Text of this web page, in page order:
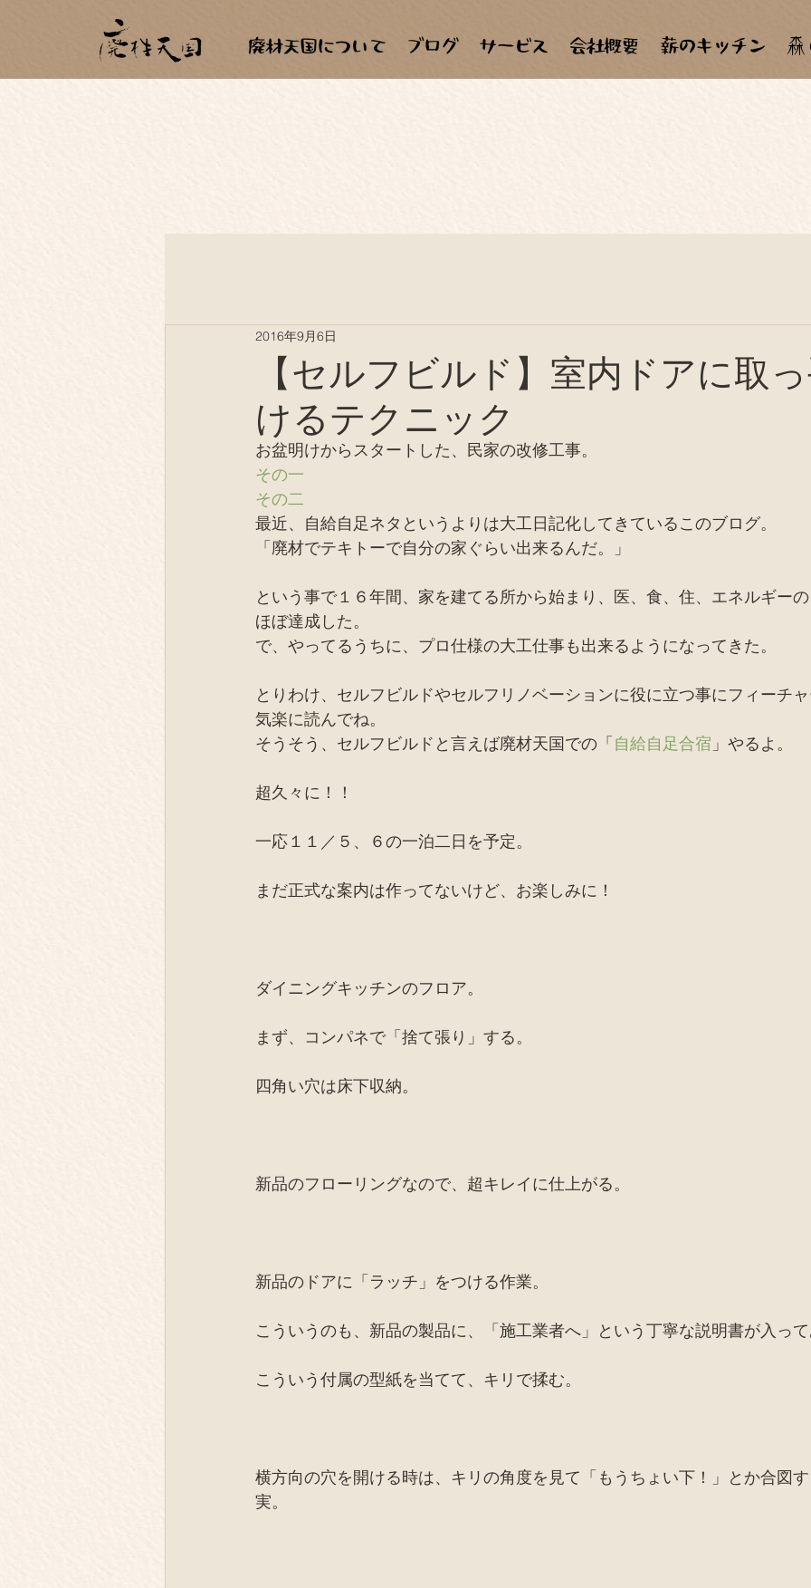
もらいもの
薪の陶芸 テント芝居 バイオトイレ
オフグリッド、EV
IT、デジタル 取材
【セルフビルド】室内ドアに取
けるテクニック
2016年9月6日
お盆明けからスタートした、民家の改修工事。
その一
その二
最近、自給自足ネタというよりは大工日記化してきているこのブログ。
「廃材でテキトーで自分の家ぐらい出来るんだ。」
という事で１６年間、家を建てる所から始まり、医、食、住、エネルギー
ほぼ達成した。
で、やってるうちに、プロ仕様の大工仕事も出来るようになってきた。
とりわけ、セルフビルドやセルフリノベーションに役に立つ事にフィーチ
気楽に読んでね。
そうそう、セルフビルドと言えば廃材天国での「自給自足合宿 」やるよ。
超久々に！！
一応１１／５、６の一泊二日を予定。
まだ正式な案内は作ってないけど、お楽しみに！
ダイニングキッチンのフロア。
まず、コンパネで「捨て張り」する。
四角い穴は床下収納。
新品のフローリングなので、超キレイに仕上がる。
新品のドアに「ラッチ」をつける作業。
こういうのも、新品の製品に、「施工業者へ」という丁寧な説明書が入っ
こういう付属の型紙を当てて、キリで揉む。
横方向の穴を開ける時は、キリの角度を見て「もうちょい下！」とか合図
実。